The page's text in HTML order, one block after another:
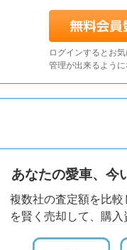
ログインするとお
管理が出来るよう
あなたの愛車、今
複数社の査定額を比
を賢く売却して、購入